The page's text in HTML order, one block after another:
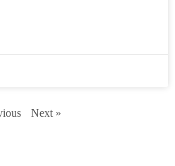
Next »